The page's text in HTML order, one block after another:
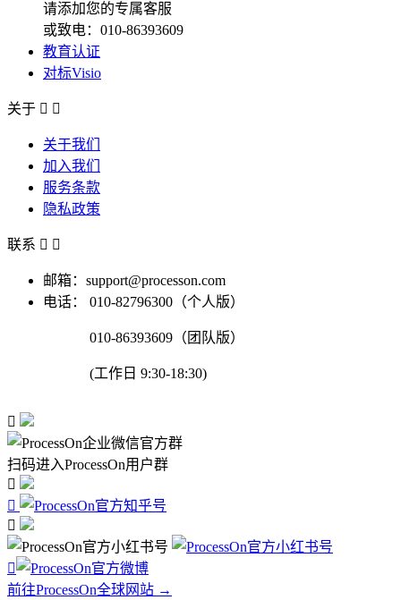
请添加您的专属客服
或致电：010-86393609
教育认证
对标Visio
关于  
关于我们
加入我们
服务条款
隐私政策
联系  
邮箱：support@processon.com
电话：
010-82796300（个人版）
010-86393609（团队版）
(工作日 9:30-18:30)

扫码进入ProcessOn用户群




前往ProcessOn全球网站 →